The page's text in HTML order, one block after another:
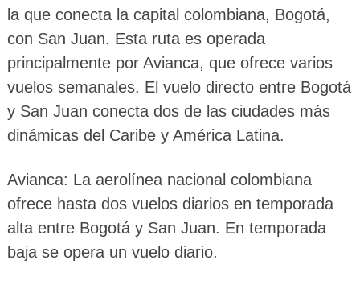
la que conecta la capital colombiana, Bogotá,
con San Juan. Esta ruta es operada
principalmente por Avianca, que ofrece varios
vuelos semanales. El vuelo directo entre Bogotá
y San Juan conecta dos de las ciudades más
dinámicas del Caribe y América Latina.
Avianca: La aerolínea nacional colombiana
ofrece hasta dos vuelos diarios en temporada
alta entre Bogotá y San Juan. En temporada
baja se opera un vuelo diario.